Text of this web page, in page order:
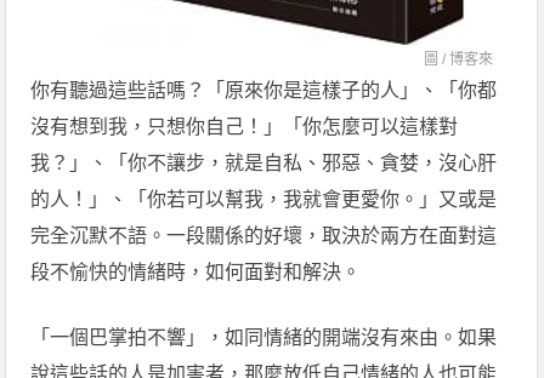
圖 /博客來
你有聽過這些話嗎？「原來你是這樣子的人」、「你都
沒有想到我，只想你自己！」「你怎麼可以這樣對
我？」、「你不讓步，就是自私、邪惡、貪婪，沒心肝
的人！」、「你若可以幫我，我就會更愛你。」又或是
完全沉默不語。一段關係的好壞，取決於兩方在面對這
段不愉快的情緒時，如何面對和解決。
「一個巴掌拍不響」，如同情緒的開端沒有來由。如果